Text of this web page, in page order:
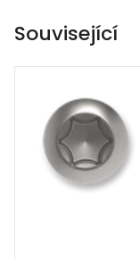
Související